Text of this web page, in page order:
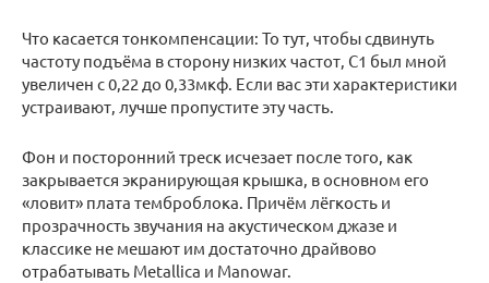
Что касается тонкомпенсации: То тут, чтобы сдвинуть
частоту подъёма в сторону низких частот, С1 был мной
увеличен с 0,22 до 0,33мкф. Если вас эти характеристики
устраивают, лучше пропустите эту часть.
Фон и посторонний треск исчезает после того, как
закрывается экранирующая крышка, в основном его
«ловит» плата темброблока. Причём лёгкость и
прозрачность звучания на акустическом джазе и
классике не мешают им достаточно драйвово
отрабатывать Metallica и Manowar.